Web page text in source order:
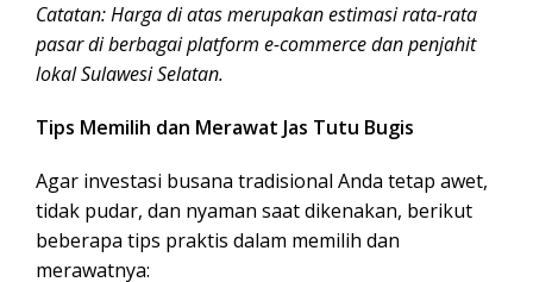
Catatan: Harga di atas merupakan estimasi rata-rata
pasar di berbagai platform e-commerce dan penjahit
lokal Sulawesi Selatan.
Tips Memilih dan Merawat Jas Tutu Bugis
Agar investasi busana tradisional Anda tetap awet,
tidak pudar, dan nyaman saat dikenakan, berikut
beberapa tips praktis dalam memilih dan
merawatnya: